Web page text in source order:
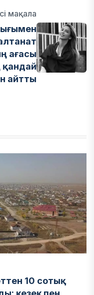
мақала
ағасы
айтты
10 сотық